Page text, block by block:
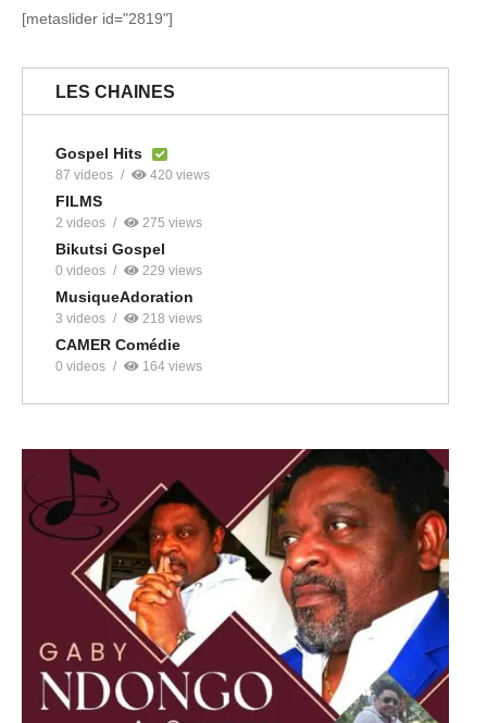
[metaslider id="2819"]
LES CHAINES
Gospel Hits
87 videos 420 views
FILMS
2 videos 275 views
Bikutsi Gospel
0 videos 229 views
MusiqueAdoration
3 videos 218 views
CAMER Comédie
0 videos 164 views